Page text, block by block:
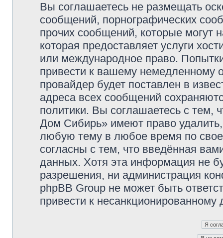
Вы соглашаетесь не размещать
сообщений, порнографических
прочих сообщений, которые могут
которая предоставляет услуги
или международное право.
привести к вашему немедленному
провайдер будет поставлен в
адреса всех сообщений
политики. Вы соглашаетесь с тем,
Дом Сибирь» имеют право удалить,
любую тему в любое время по
согласны с тем, что введённая
данных. Хотя эта информация не
разрешения, ни администрация
phpBB Group не может быть
привести к несанкционированному